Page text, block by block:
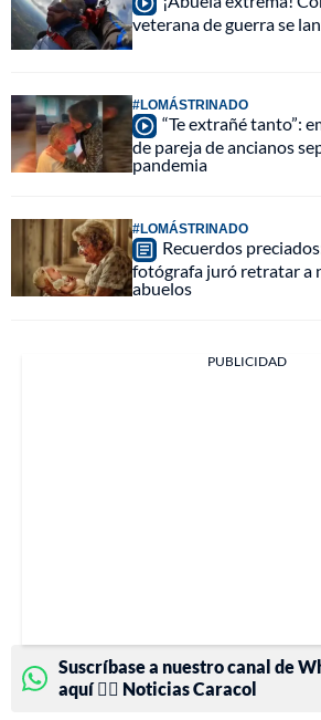
veterana de guerra se
#LOMÁSTRINADO
“Te extrañé tanto”:
de pareja de ancianos
pandemia
#LOMÁSTRINADO
Recuerdos
fotógrafa juró retratar a
abuelos
PUBLICIDAD
Suscríbase a nuestro canal de
aquí 👉🏻 Noticias Caracol